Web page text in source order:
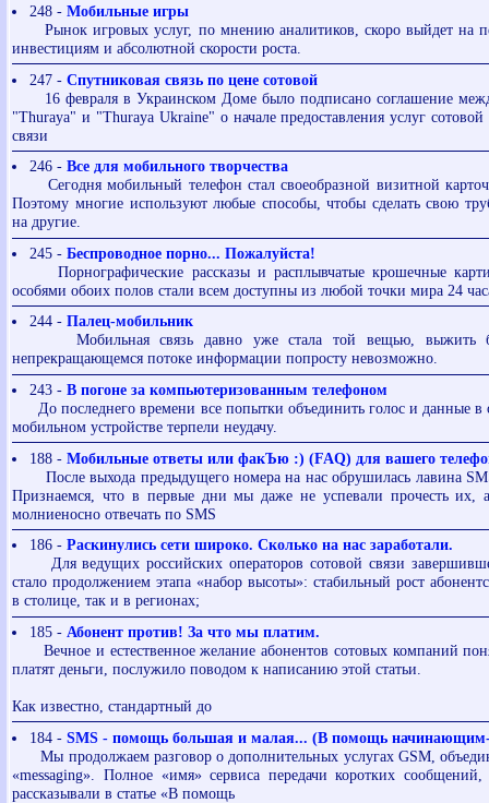
248 - Мобильные игры
Рынок игровых услуг, по мнению аналитиков, скоро выйдет на
инвестициям и абсолютной скорости роста.
247 - Спутниковая связь по цене сотовой
16 февраля в Украинском Доме было подписано соглашение
"Thuraya" и "Thuraya Ukraine" о начале предоставления услуг
связи
246 - Все для мобильного творчества
Сегодня мобильный телефон стал своеобразной визитной
Поэтому многие используют любые способы, чтобы сделать свою
на другие.
245 - Беспроводное порно... Пожалуйста!
Порнографические рассказы и расплывчатые крошечные
особями обоих полов стали всем доступны из любой точки мира 24
244 - Палец-мобильник
Мобильная связь давно уже стала той вещью, выжить
непрекращающемся потоке информации попросту невозможно.
243 - В погоне за компьютеризованным телефоном
До последнего времени все попытки объединить голос и данные в
мобильном устройстве терпели неудачу.
188 - Мобильные ответы или факЪю :) (FAQ) для вашего
После выхода предыдущего номера на нас обрушилась лавина
Признаемся, что в первые дни мы даже не успевали прочесть их,
молниеносно отвечать по SMS
186 - Раскинулись сети широко. Сколько на нас заработали.
Для ведущих российских операторов сотовой связи
стало продолжением этапа «набор высоты»: стабильный рост
в столице, так и в регионах;
185 - Абонент против! За что мы платим.
Вечное и естественное желание абонентов сотовых компаний
платят деньги, послужило поводом к написанию этой статьи.
Как известно, стандартный до
184 - SMS - помощь большая и малая... (В помощь
Мы продолжаем разговор о дополнительных услугах GSM,
«messaging». Полное «имя» сервиса передачи коротких
рассказывали в статье «В помощь